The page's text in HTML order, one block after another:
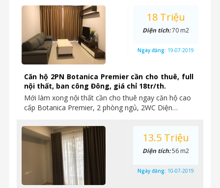
Căn hộ 2PN Botanica Premier cần cho thuê, full
nội thất, ban công Đông, giá chỉ 18tr/th.
Mới làm xong nội thất cần cho thuê ngay căn hộ cao
cấp Botanica Premier, 2 phòng ngủ, 2WC Diện…
18 Triệu
Diện tích:70 m2
Ngày đăng: 19-07-2019
13.5 Triệu
Diện tích:56 m2
Ngày đăng: 10-07-2019